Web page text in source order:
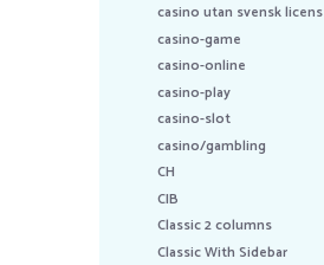
casino utan svensk licens
casino-game
casino-online
casino-play
casino-slot
casino/gambling
CH
CIB
Classic 2 columns
Classic With Sidebar